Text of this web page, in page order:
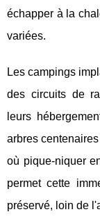
échapper à la
variées.
Les campings
des circuits de
leurs
arbres
où pique-niquer
permet cette
préservé, loin de